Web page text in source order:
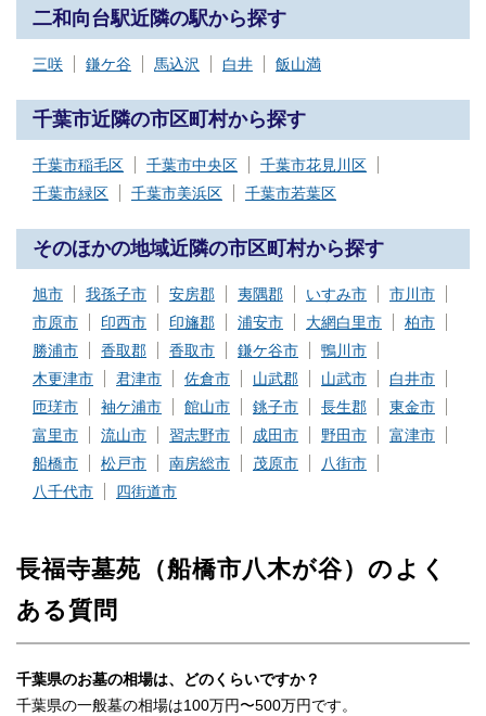
二和向台駅近隣の駅から探す
三咲 鎌ケ谷 馬込沢 白井 飯山満
千葉市近隣の市区町村から探す
千葉市稲毛区 千葉市中央区
千葉市花見川区
千葉市緑区
千葉市美浜区 千葉市若葉区
そのほかの地域近隣の市区町村から探す
旭市 我孫子市 安房郡 夷隅郡 いすみ市
市川市
市原市
印西市 印旛郡 浦安市 大網白里市
柏市
勝浦市
香取郡 香取市 鎌ケ谷市
鴨川市
木更津市
君津市 佐倉市 山武郡 山武市
白井市
匝瑳市
袖ケ浦市 館山市 銚子市 長生郡
東金市
富里市
流山市 習志野市 成田市 野田市
富津市
船橋市
松戸市 南房総市 茂原市
八街市
八千代市
四街道市
長福寺墓苑（船橋市八木が谷）のよく
ある質問
千葉県のお墓の相場は、どのくらいですか？
千葉県の一般墓の相場は100万円〜500万円です。